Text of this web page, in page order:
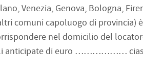
Venezia, Genova, Bologna,
comuni capoluogo di provincia)
nel domicilio del locatore
di euro ………………